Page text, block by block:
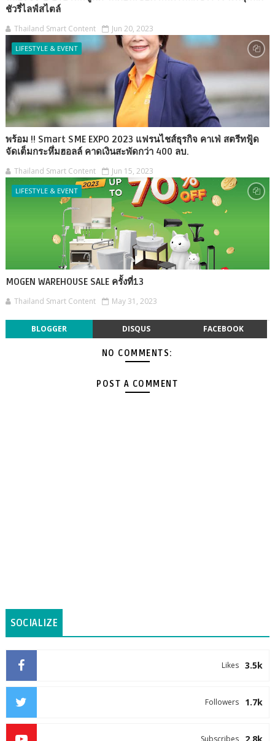
ชัวรี่ไลฟ์สไตล์
Thailand Smart Content Jun 20, 2023
LIFESTYLE & EVENT
พร้อม !! Smart SME EXPO 2023 แฟรนไชส์ธุรกิจ คาเฟ่ สตรีทฟู้ด
จัดเต็มกระหึ่มฮอลล์ คาดเงินสะพัดกว่า 400 ลบ.
Thailand Smart Content Jun 15, 2023
LIFESTYLE & EVENT
MOGEN WAREHOUSE SALE ครั้งที่13
Thailand Smart Content May 31, 2023
BLOGGER DISQUS FACEBOOK
NO COMMENTS:
POST A COMMENT
SOCIALIZE
3.5k
Likes
1.7k
Followers